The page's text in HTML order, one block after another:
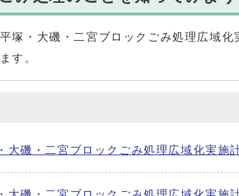
塚・大磯・二宮ブロックごみ処理広域化
す。
大磯・二宮ブロックごみ処理広域化実